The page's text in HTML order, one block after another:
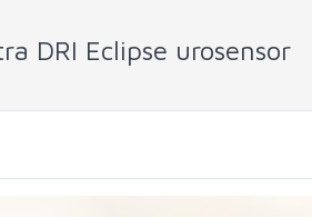
DRI Eclipse urosensor